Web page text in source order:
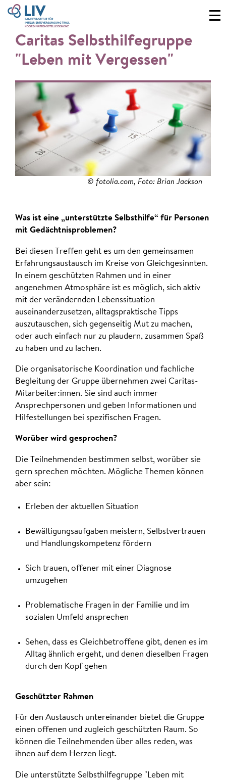
Caritas Selbsthilfegruppe
"Leben mit Vergessen"
© fotolia.com, Foto: Brian Jackson
Was ist eine „unterstützte Selbsthilfe“ für Personen
mit Gedächtnisproblemen?
Bei diesen Treffen geht es um den gemeinsamen
Erfahrungsaustausch im Kreise von Gleichgesinnten.
In einem geschützten Rahmen und in einer
angenehmen Atmosphäre ist es möglich, sich aktiv
mit der verändernden Lebenssituation
auseinanderzusetzen, alltagspraktische Tipps
auszutauschen, sich gegenseitig Mut zu machen,
oder auch einfach nur zu plaudern, zusammen Spaß
zu haben und zu lachen.
Die organisatorische Koordination und fachliche
Begleitung der Gruppe übernehmen zwei Caritas-
Mitarbeiter:innen. Sie sind auch immer
Ansprechpersonen und geben Informationen und
Hilfestellungen bei spezifischen Fragen.
Worüber wird gesprochen?
Die Teilnehmenden bestimmen selbst, worüber sie
gern sprechen möchten. Mögliche Themen können
aber sein:
Erleben der aktuellen Situation
Bewältigungsaufgaben meistern, Selbstvertrauen
und Handlungskompetenz fördern
Sich trauen, offener mit einer Diagnose
umzugehen
Problematische Fragen in der Familie und im
sozialen Umfeld ansprechen
Sehen, dass es Gleichbetroffene gibt, denen es im
Alltag ähnlich ergeht, und denen dieselben Fragen
durch den Kopf gehen
Geschützter Rahmen
Für den Austausch untereinander bietet die Gruppe
einen offenen und zugleich geschützten Raum. So
können die Teilnehmenden über alles reden, was
ihnen auf dem Herzen liegt.
Die unterstützte Selbsthilfegruppe "Leben mit